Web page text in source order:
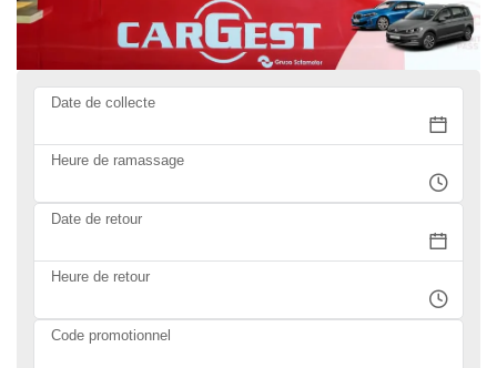
Date de collecte
Heure de ramassage
Date de retour
Heure de retour
Code promotionnel